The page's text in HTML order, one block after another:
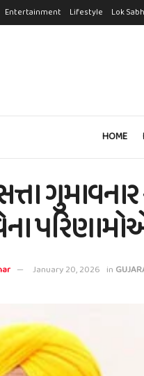
Entertainment Lifestyle Lok
HOME
January 20, 2026 in